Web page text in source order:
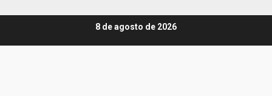
8 de agosto de 2026